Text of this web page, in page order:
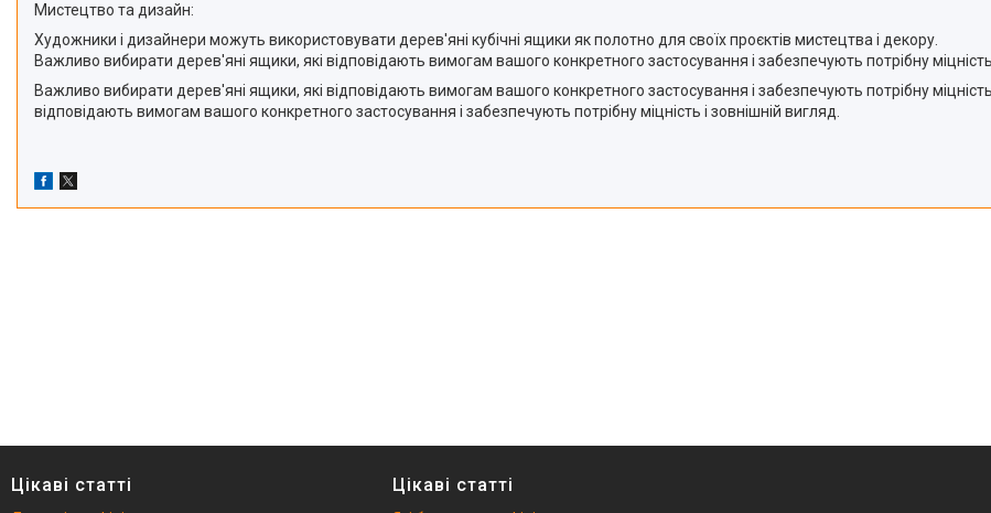
Мистецтво та дизайн:
Художники і дизайнери можуть використовувати дерев'яні кубічні ящики як полотно для своїх проєктів мистецтва і декору.
Важливо вибирати дерев'яні ящики, які відповідають вимогам вашого конкретного застосування і забезпечують потрібну міцність
Важливо вибирати дерев'яні ящики, які відповідають вимогам вашого конкретного застосування і забезпечують потрібну
відповідають вимогам вашого конкретного застосування і забезпечують потрібну міцність і зовнішній вигляд.
Цікаві статті Цікаві статті